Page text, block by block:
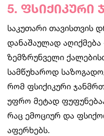
5. ფსიქიკური
საკუთარი თავისთვის
დანაშაულად აღიქმება
ზემზრუნველი
სამწუხაროდ
რომ ფსიქიკური
უფრო მეტად
რაც ემოციურ და
აფერხებს.